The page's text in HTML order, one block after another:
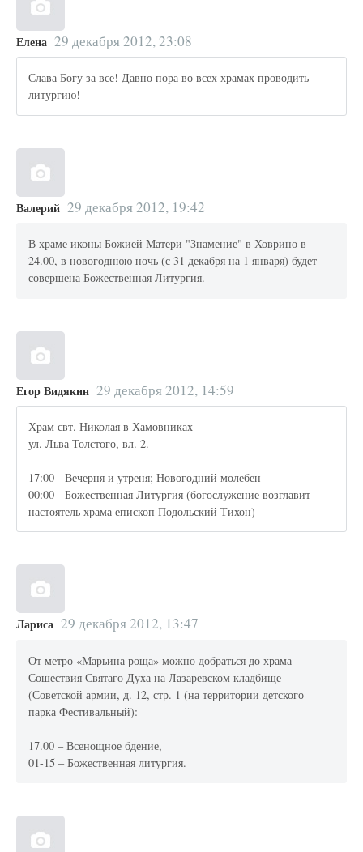
Елена 29 декабря 2012, 23:08
Слава Богу за все! Давно пора во всех храмах проводить
литургию!
Валерий 29 декабря 2012, 19:42
В храме иконы Божией Матери "Знамение" в Ховрино в
24.00, в новогоднюю ночь (с 31 декабря на 1 января) будет
совершена Божественная Литургия.
Егор Видякин 29 декабря 2012, 14:59
Храм свт. Николая в Хамовниках
ул. Льва Толстого, вл. 2.
17:00 - Вечерня и утреня; Новогодний молебен
00:00 - Божественная Литургия (богослужение возглавит
настоятель храма епископ Подольский Тихон)
Лариса 29 декабря 2012, 13:47
От метро «Марьина роща» можно добраться до храма
Сошествия Святаго Духа на Лазаревском кладбище
(Советской армии, д. 12, стр. 1 (на территории детского
парка Фестивальный):
17.00 – Всенощное бдение,
01-15 – Божественная литургия.